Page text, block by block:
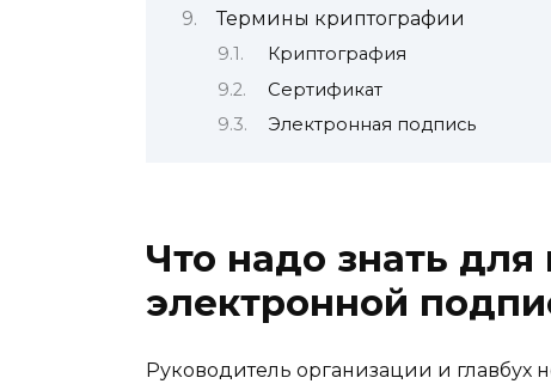
Термины криптографии
Криптография
Сертификат
Электронная подпись
Что надо знать
электронной
Руководитель организации и главбух